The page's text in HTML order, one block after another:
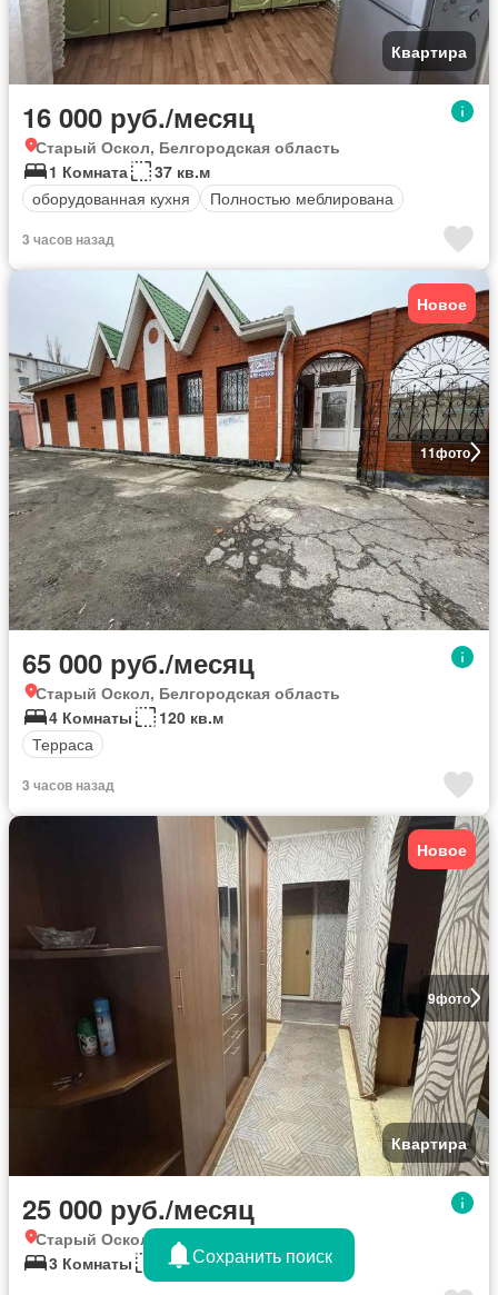
Квартира
16 000 руб./месяц
Старый Оскол, Белгородская область
1 Комната
37 кв.м
оборудованная кухня
Полностью меблирована
3 часов назад
11фото
Новое
65 000 руб./месяц
Старый Оскол, Белгородская область
4 Комнаты
120 кв.м
Терраса
3 часов назад
9фото
Новое
Квартира
25 000 руб./месяц
Старый Оскол, Белгородская область
3 Комнаты
63 кв.мСохранить поиск